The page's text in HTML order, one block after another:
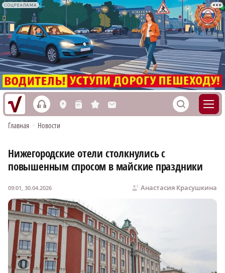
СОЦРЕКЛАМА
h L n s M S
Главная • Новости
Нижегородские отели столкнулись с
повышенным спросом в майские праздники
Анастасия Красушкина
09:01, 30.04.2026